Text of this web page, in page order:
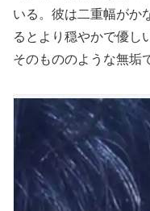
いる。彼は二重幅がか
るとより穏やかで優し
そのもののような無垢